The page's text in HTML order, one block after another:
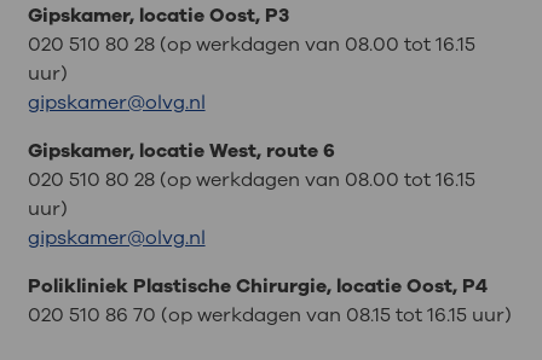
Gipskamer, locatie Oost, P3
020 510 80 28 (op werkdagen van 08.00 tot 16.15
uur)
gipskamer@olvg.nl
Gipskamer, locatie West, route 6
020 510 80 28 (op werkdagen van 08.00 tot 16.15
uur)
gipskamer@olvg.nl
Polikliniek Plastische Chirurgie, locatie Oost, P4
020 510 86 70 (op werkdagen van 08.15 tot 16.15 uur)